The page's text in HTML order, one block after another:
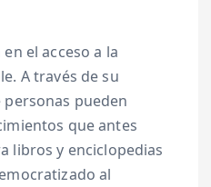
el acceso a la
A través de su
pueden
que antes
libros y enciclopedias
al